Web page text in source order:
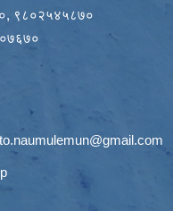
९८०२५४५८७०